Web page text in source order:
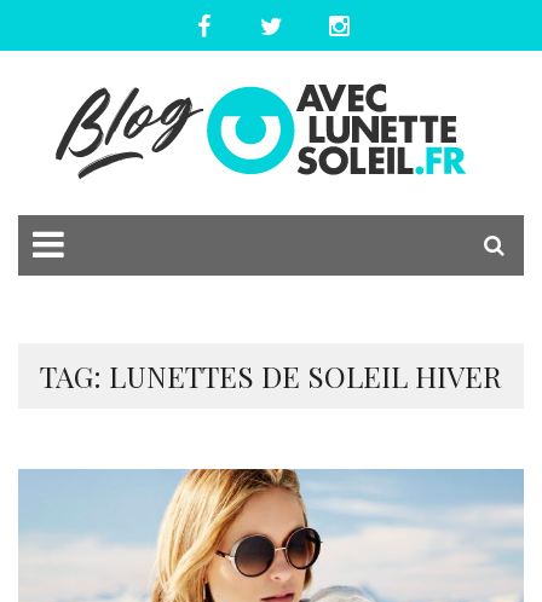
TAG: LUNETTES DE SOLEIL HIVER